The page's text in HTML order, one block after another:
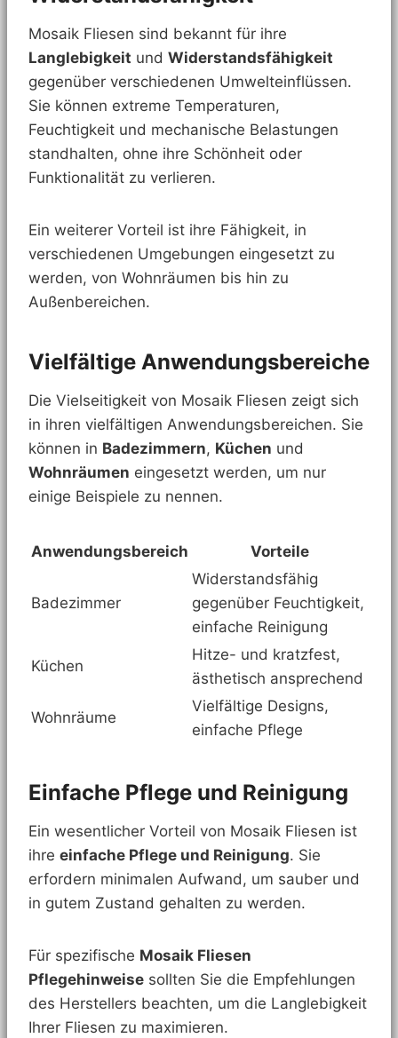
Mosaik Fliesen sind bekannt für ihre
Langlebigkeit und Widerstandsfähigkeit
gegenüber verschiedenen Umwelteinflüssen.
Sie können extreme Temperaturen,
Feuchtigkeit und mechanische Belastungen
standhalten, ohne ihre Schönheit oder
Funktionalität zu verlieren.
Ein weiterer Vorteil ist ihre Fähigkeit, in
verschiedenen Umgebungen eingesetzt zu
werden, von Wohnräumen bis hin zu
Außenbereichen.
Vielfältige Anwendungsbereiche
Die Vielseitigkeit von Mosaik Fliesen zeigt sich
in ihren vielfältigen Anwendungsbereichen. Sie
können in Badezimmern, Küchen und
Wohnräumen eingesetzt werden, um nur
einige Beispiele zu nennen.
Anwendungsbereich Vorteile
Badezimmer
Widerstandsfähig
gegenüber Feuchtigkeit,
einfache Reinigung
Küchen
Hitze- und kratzfest,
ästhetisch ansprechend
Wohnräume
Vielfältige Designs,
einfache Pflege
Einfache Pflege und Reinigung
Ein wesentlicher Vorteil von Mosaik Fliesen ist
ihre einfache Pflege und Reinigung. Sie
erfordern minimalen Aufwand, um sauber und
in gutem Zustand gehalten zu werden.
Für spezifische Mosaik Fliesen
Pflegehinweise sollten Sie die Empfehlungen
des Herstellers beachten, um die Langlebigkeit
Ihrer Fliesen zu maximieren.